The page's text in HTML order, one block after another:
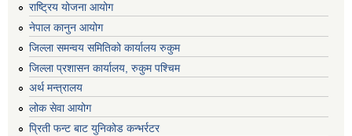
राष्ट्रिय योजना आयोग
नेपाल कानुन आयोग
जिल्ला समन्वय समितिको कार्यालय रुकुम
जिल्ला प्रशासन कार्यालय, रुकुम पश्चिम
अर्थ मन्त्रालय
लोक सेवा आयोग
प्रिती फन्ट बाट युनिकोड कन्भर्रटर